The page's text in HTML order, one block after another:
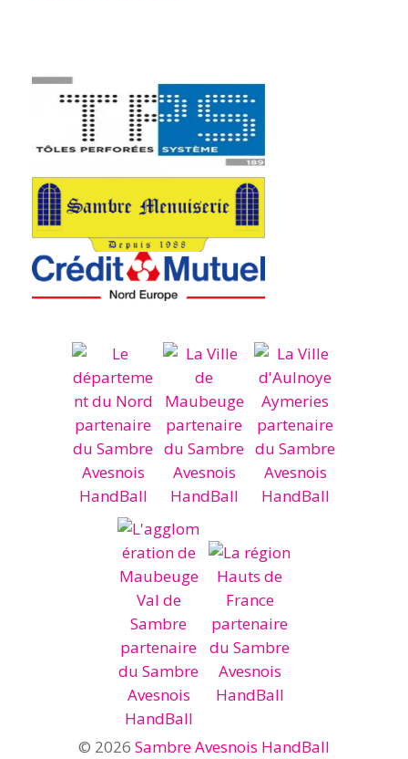
© 2026 Sambre Avesnois HandBall